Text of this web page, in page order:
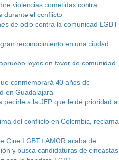
violencias cometidas contra
durante el conflicto
de odio contra la comunidad LGBT
reconocimiento en una ciudad
leyes en favor de comunidad
conmemorará 40 años de
en Guadalajara
pedirle a la JEP que le dé prioridad a
del conflicto en Colombia, reclama
Cine LGBT+ AMOR acaba de
y busca candidaturas de cineastas